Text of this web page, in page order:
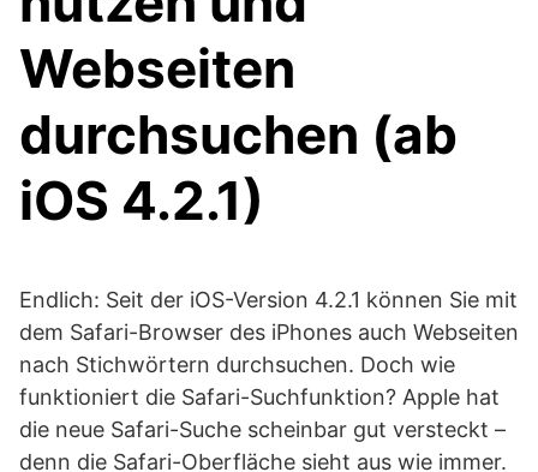
Webseiten
durchsuchen (ab
iOS 4.2.1)
Endlich: Seit der iOS-Version 4.2.1 können Sie mit
dem Safari-Browser des iPhones auch Webseiten
nach Stichwörtern durchsuchen. Doch wie
funktioniert die Safari-Suchfunktion? Apple hat
die neue Safari-Suche scheinbar gut versteckt –
denn die Safari-Oberfläche sieht aus wie immer.